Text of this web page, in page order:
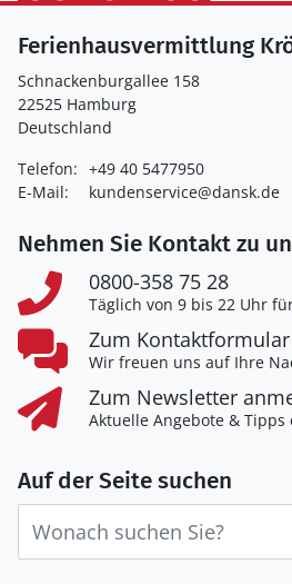
Ferienhausvermittlung
Schnackenburgallee 158
22525 Hamburg
Deutschland
Telefon: +49 40 5477950
E-Mail:
kundenservice@dansk.de
Nehmen Sie Kontakt zu
0800-358 75 28
Täglich von 9 bis 22 Uhr
Zum Kontaktformular
Wir freuen uns auf Ihre
Zum Newsletter
Aktuelle Angebote & Tipps
Auf der Seite suchen